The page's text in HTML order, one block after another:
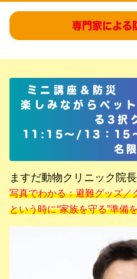
専門家による
ミニ講座＆防災
楽しみながらペッ
る3択
11:15～/13：
名
ますだ動物クリニック院
写真でわかる：避難グッズ／
という時に“家族を守る”準備